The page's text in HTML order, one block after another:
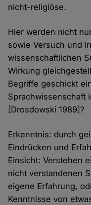
nicht-religiöse.
Hier werden nicht
sowie Versuch und
wissenschaftlichen
Wirkung
Begriffe geschickt
Sprachwissenschaft
[Drosdowski 1989]?
Erkenntnis: durch
Eindrücken und
Einsicht: Verstehen
nicht verstandenen
eigene Erfahrung,
Kenntnisse von